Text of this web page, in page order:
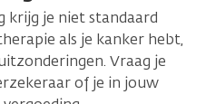
krijg je niet standaard
als je kanker hebt,
Vraag je
of je in jouw